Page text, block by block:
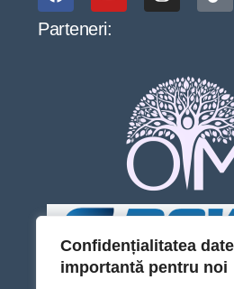
Confidențialitatea
importantă pentru noi
Parteneri: